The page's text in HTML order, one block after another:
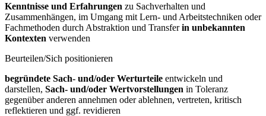
Kenntnisse und Erfahrungen zu Sachverhalten und
Zusammenhängen, im Umgang mit Lern- und Arbeitstechniken oder
Fachmethoden durch Abstraktion und Transferin unbekannten
Kontexten verwenden
Beurteilen/Sich positionieren
begründete Sach- und/oder Werturteile entwickeln und
darstellen, Sach- und/oder Wertvorstellungen in Toleranz
gegenüber anderen annehmen oder ablehnen, vertreten, kritisch
reflektieren und ggf. revidieren